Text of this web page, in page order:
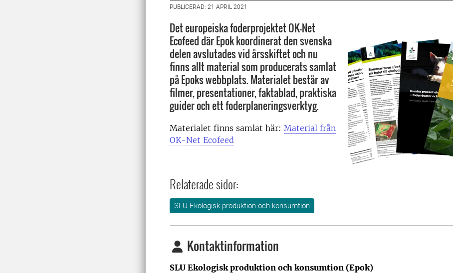
PUBLICERAD: 21 APRIL 2021
Det europeiska foderprojektet OK-Net
Ecofeed där Epok koordinerat den svenska
delen avslutades vid årsskiftet och nu
finns allt material som producerats samlat
på Epoks webbplats. Materialet består av
filmer, presentationer, faktablad, praktiska
guider och ett foderplaneringsverktyg.
Materialet finns samlat här: Material från
OK-Net Ecofeed
Relaterade sidor:
SLU Ekologisk produktion och konsumtion
Kontaktinformation
SLU Ekologisk produktion och konsumtion (Epok)